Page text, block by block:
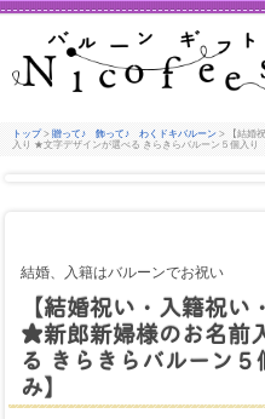
トップ > 贈って♪ 飾って♪ わくドキバルーン > 【結婚
入り ★文字デザインが選べる きらきらバルーン５個入り
結婚、入籍はバルーンでお祝い
【結婚祝い・入籍祝い
★新郎新婦様のお名前
る きらきらバルーン
み】